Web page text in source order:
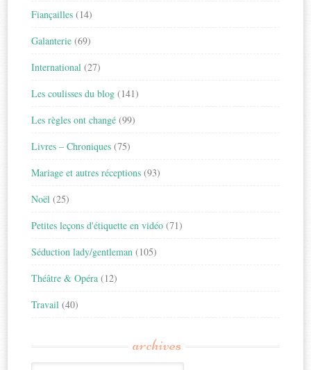
Fiançailles (14)
Galanterie (69)
International (27)
Les coulisses du blog (141)
Les règles ont changé (99)
Livres – Chroniques (75)
Mariage et autres réceptions (93)
Noël (25)
Petites leçons d'étiquette en vidéo (71)
Séduction lady/gentleman (105)
Théâtre & Opéra (12)
Travail (40)
archives